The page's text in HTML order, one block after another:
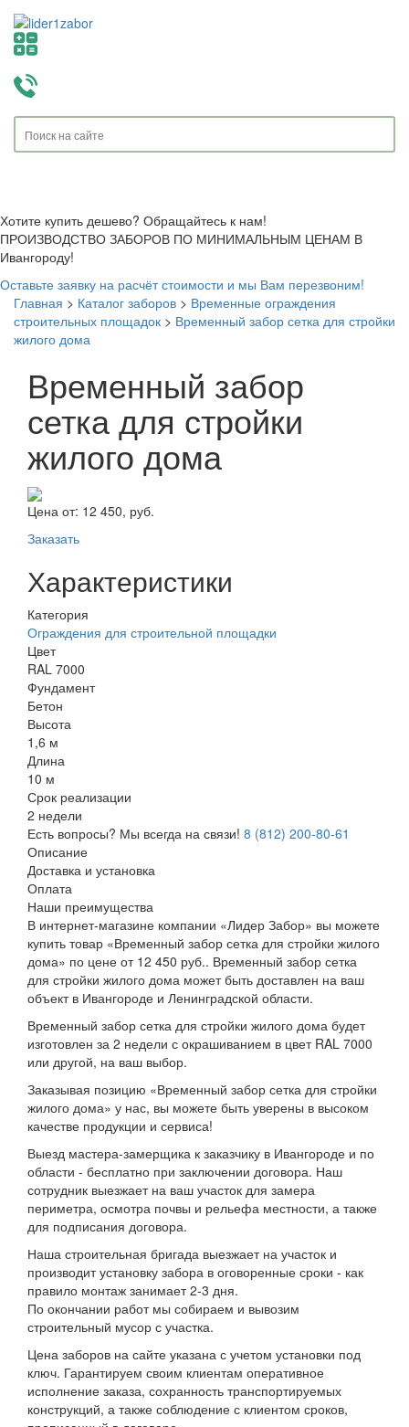
Хотите купить дешево? Обращайтесь к нам!
ПРОИЗВОДСТВО ЗАБОРОВ ПО МИНИМАЛЬНЫМ ЦЕНАМ В
Ивангороду!
Оставьте заявку на расчёт стоимости и мы Вам перезвоним!
Главная > Каталог заборов > Временные ограждения
строительных площадок > Временный забор сетка для стройки
жилого дома
Временный забор
сетка для стройки
жилого дома
Цена от: 12 450, руб.
Заказать
Характеристики
Категория
Ограждения для строительной площадки
Цвет
RAL 7000
Фундамент
Бетон
Высота
1,6 м
Длина
10 м
Срок реализации
2 недели
Есть вопросы? Мы всегда на связи! 8 (812) 200-80-61
Описание
Доставка и установка
Оплата
Наши преимущества
В интернет-магазине компании «Лидер Забор» вы можете
купить товар «Временный забор сетка для стройки жилого
дома» по цене от 12 450 руб.. Временный забор сетка
для стройки жилого дома может быть доставлен на ваш
объект в Ивангороде и Ленинградской области.
Временный забор сетка для стройки жилого дома будет
изготовлен за 2 недели с окрашиванием в цвет RAL 7000
или другой, на ваш выбор.
Заказывая позицию «Временный забор сетка для стройки
жилого дома» у нас, вы можете быть уверены в высоком
качестве продукции и сервиса!
Выезд мастера-замерщика к заказчику в Ивангороде и по
области - бесплатно при заключении договора. Наш
сотрудник выезжает на ваш участок для замера
периметра, осмотра почвы и рельефа местности, а также
для подписания договора.
Наша строительная бригада выезжает на участок и
производит установку забора в оговоренные сроки - как
правило монтаж занимает 2-3 дня.
По окончании работ мы собираем и вывозим
строительный мусор с участка.
Цена заборов на сайте указана с учетом установки под
ключ. Гарантируем своим клиентам оперативное
исполнение заказа, сохранность транспортируемых
конструкций, а также соблюдение с клиентом сроков,